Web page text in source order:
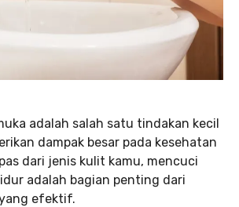
adalah salah satu tindakan kecil
dampak besar pada kesehatan
dari jenis kulit kamu, mencuci
adalah bagian penting dari
efektif.